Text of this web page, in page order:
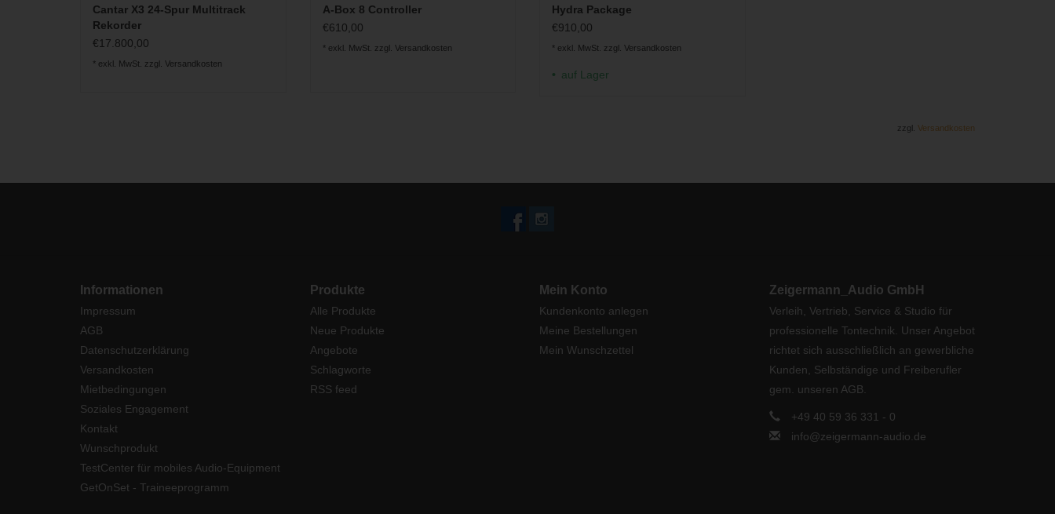
Cantar X3 24-Spur Multitrack
Rekorder
€17.800,00
* exkl. MwSt. zzgl. Versandkosten
A-Box 8 Controller
€610,00
* exkl. MwSt. zzgl. Versandkosten
Hydra Package
€910,00
* exkl. MwSt. zzgl. Versandkosten
auf Lager
zzgl. Versandkosten
Informationen
Impressum
AGB
Datenschutzerklärung
Versandkosten
Mietbedingungen
Soziales Engagement
Kontakt
Wunschprodukt
TestCenter für mobiles Audio-Equipment
GetOnSet - Traineeprogramm
Produkte
Alle Produkte
Neue Produkte
Angebote
Schlagworte
RSS feed
Mein Konto
Kundenkonto anlegen
Meine Bestellungen
Mein Wunschzettel
Zeigermann_Audio GmbH
Verleih, Vertrieb, Service & Studio für
professionelle Tontechnik. Unser Angebot
richtet sich ausschließlich an gewerbliche
Kunden, Selbständige und Freiberufler
gem. unseren AGB.
+49 40 59 36 331 - 0
info@zeigermann-audio.de